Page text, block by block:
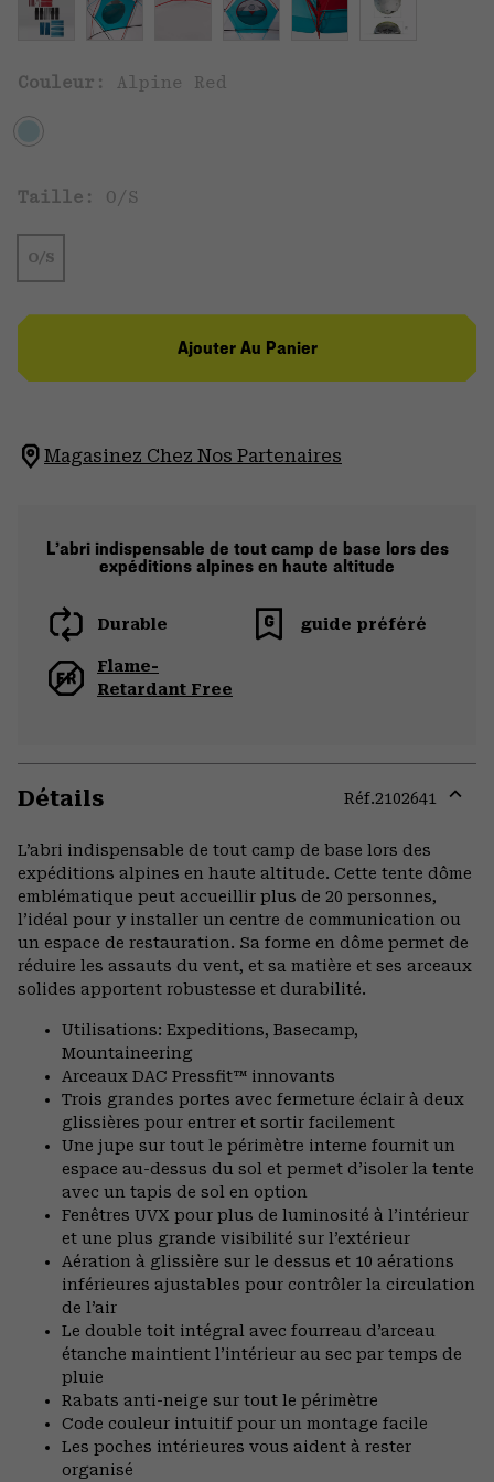
Couleur: Alpine Red
Taille: O/S
O/S
Ajouter Au Panier
Magasinez Chez Nos Partenaires
L’abri indispensable de tout camp de base lors des
expéditions alpines en haute altitude
Durable guide préféré
Flame-
Retardant Free
Détails Réf.2102641
L’abri indispensable de tout camp de base lors des
expéditions alpines en haute altitude. Cette tente dôme
emblématique peut accueillir plus de 20 personnes,
l’idéal pour y installer un centre de communication ou
un espace de restauration. Sa forme en dôme permet de
réduire les assauts du vent, et sa matière et ses arceaux
solides apportent robustesse et durabilité.
Utilisations: Expeditions, Basecamp,
Mountaineering
Arceaux DAC Pressfit™ innovants
Trois grandes portes avec fermeture éclair à deux
glissières pour entrer et sortir facilement
Une jupe sur tout le périmètre interne fournit un
espace au-dessus du sol et permet d’isoler la tente
avec un tapis de sol en option
Fenêtres UVX pour plus de luminosité à l’intérieur
et une plus grande visibilité sur l’extérieur
Aération à glissière sur le dessus et 10 aérations
inférieures ajustables pour contrôler la circulation
de l’air
Le double toit intégral avec fourreau d’arceau
étanche maintient l’intérieur au sec par temps de
pluie
Rabats anti-neige sur tout le périmètre
Code couleur intuitif pour un montage facile
Les poches intérieures vous aident à rester
organisé